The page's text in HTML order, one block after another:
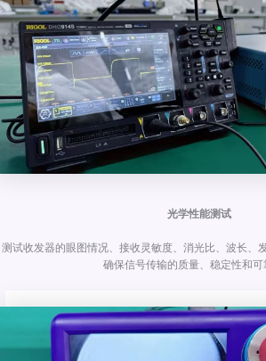
光学性能测试
测试收发器的眼图情况、接收灵敏度、消光比、波长、
确保信号传输的质量、稳定性和可